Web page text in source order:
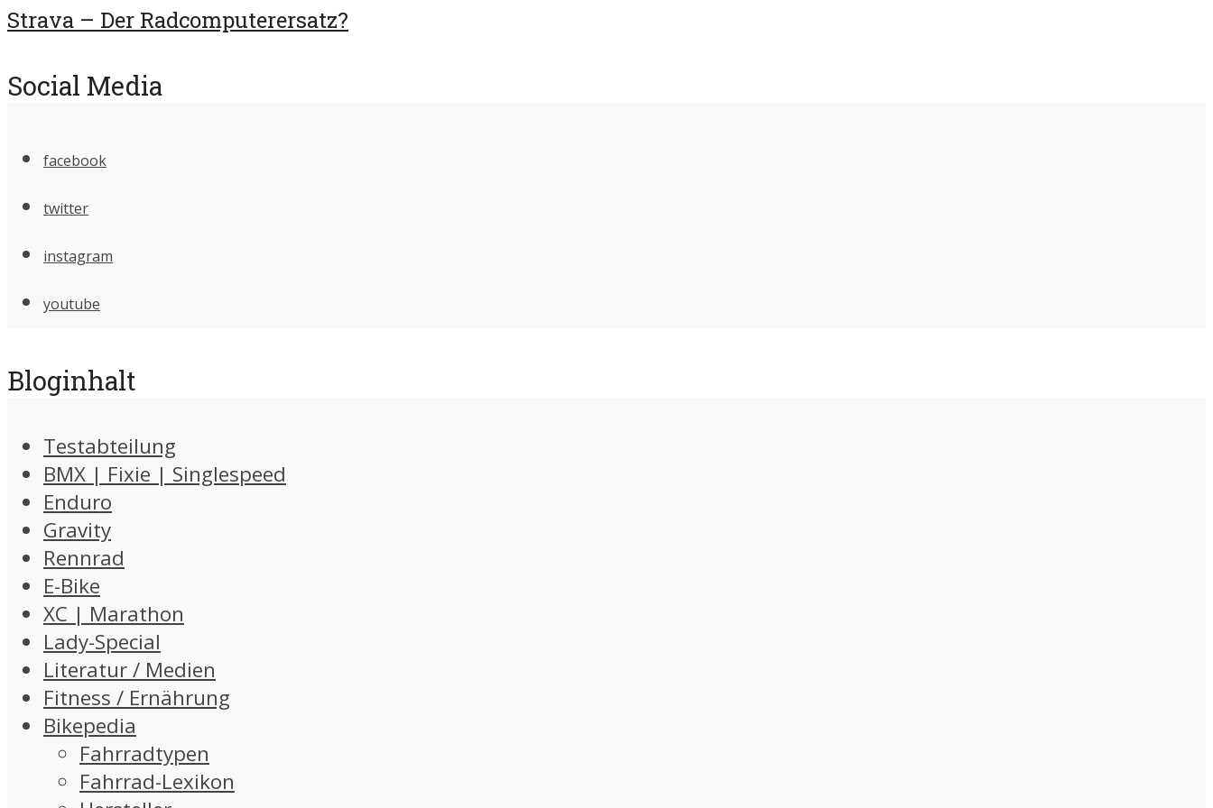
Strava – Der Radcomputerersatz?
Social Media
facebook
twitter
instagram
youtube
Bloginhalt
Testabteilung
BMX | Fixie | Singlespeed
Enduro
Gravity
Rennrad
E-Bike
XC | Marathon
Lady-Special
Literatur / Medien
Fitness / Ernährung
Bikepedia
Fahrradtypen
Fahrrad-Lexikon